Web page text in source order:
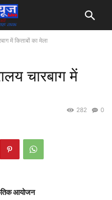
में किताबों का मेला
चारबाग में
0
282
आयोजन